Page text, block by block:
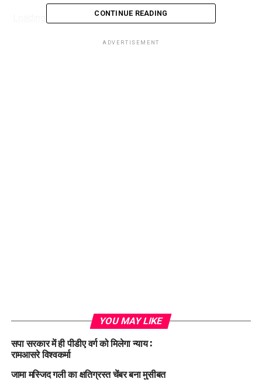
CONTINUE READING
ADVERTISEMENT
YOU MAY LIKE
सपा सरकार में ही पीडीए वर्ग को मिलेगा न्याय :
रामआसरे विश्वकर्मा
जामा मस्जिद गली का क्षतिग्रस्त चेंबर बना मुसीबत